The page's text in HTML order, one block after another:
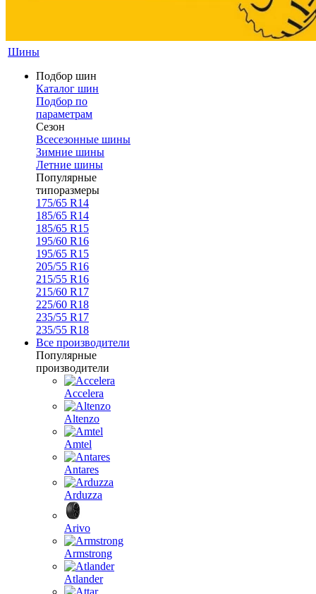
Шины
Подбор шин
Каталог шин
Подбор по
параметрам
Сезон
Всесезонные шины
Зимние шины
Летние шины
Популярные
типоразмеры
175/65 R14
185/65 R14
185/65 R15
195/60 R16
195/65 R15
205/55 R16
215/55 R16
215/60 R17
225/60 R18
235/55 R17
235/55 R18
Все производители
Популярные
производители
Accelera
Altenzo
Amtel
Antares
Arduzza
Arivo
Armstrong
Atlander